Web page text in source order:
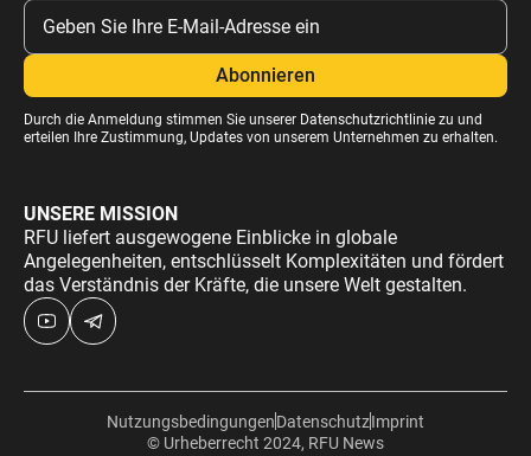
Durch die Anmeldung stimmen Sie unserer Datenschutzrichtliniezu und
erteilen Ihre Zustimmung, Updates von unserem Unternehmen zu erhalten.
UNSERE MISSION
RFU liefert ausgewogene Einblicke in globale
Angelegenheiten, entschlüsselt Komplexitäten und fördert
das Verständnis der Kräfte, die unsere Welt gestalten.
© Urheberrecht 2024, RFU News
NutzungsbedingungenDatenschutzImprint